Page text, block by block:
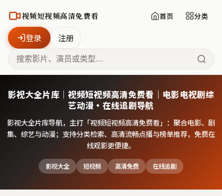
视频短视频高清免费看 首页 分类
登录 注册
影视大全片库｜视频短视频高清免费看｜电影电视剧综
艺动漫·在线追剧导航
影视大全片库导航，主打「视频短视频高清免费看」：聚合电影、剧
集、综艺与动漫；支持分类检索、高清流畅点播与榜单推荐，免费在
线观影更便捷。
影视大全 短视频 高清免费 在线追剧